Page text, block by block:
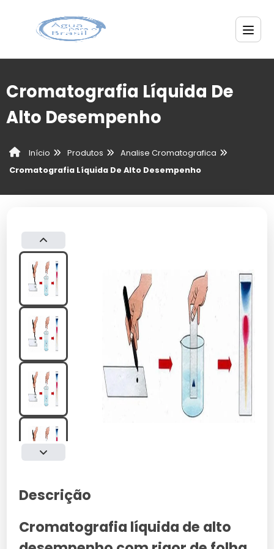
Cromatografia Líquida De
Alto Desempenho
Início Produtos
Analise Cromatografica
Cromatografia Líquida De Alto Desempenho
Descrição
Cromatografia líquida de alto